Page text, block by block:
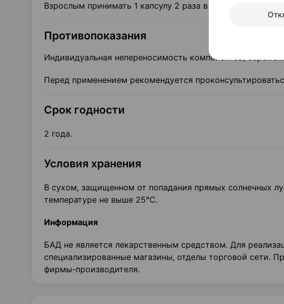
Взрослым принимать 1 капсулу 2 раза в день во время
Противопоказания
Индивидуальная непереносимость компонентов,
Перед применением рекомендуется
Срок годности
2 года.
Условия хранения
В сухом, защищенном от попадания прямых солнечных
температуре не выше 25°С.
Информация
БАД не является лекарственным средством. Для
специализированные магазины, отделы торговой сети.
фирмы-производителя.